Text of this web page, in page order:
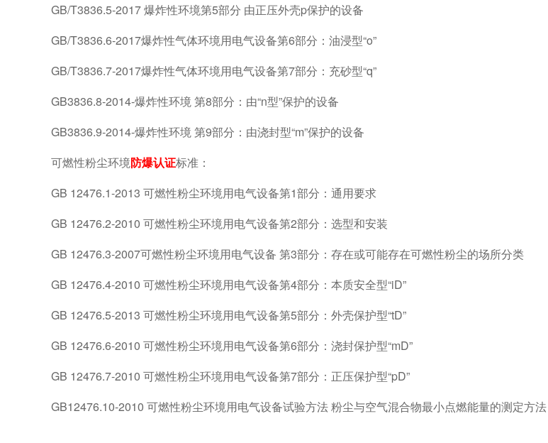
GB/T3836.5-2017 爆炸性环境第5部分 由正压外壳p保护的设备
GB/T3836.6-2017爆炸性气体环境用电气设备第6部分：油浸型“o”
GB/T3836.7-2017爆炸性气体环境用电气设备第7部分：充砂型“q”
GB3836.8-2014-爆炸性环境 第8部分：由“n型”保护的设备
GB3836.9-2014-爆炸性环境 第9部分：由浇封型“m”保护的设备
可燃性粉尘环境防爆认证标准：
GB 12476.1-2013 可燃性粉尘环境用电气设备第1部分：通用要求
GB 12476.2-2010 可燃性粉尘环境用电气设备第2部分：选型和安装
GB 12476.3-2007可燃性粉尘环境用电气设备 第3部分：存在或可能存在可燃性粉尘的场所分类
GB 12476.4-2010 可燃性粉尘环境用电气设备第4部分：本质安全型“iD”
GB 12476.5-2013 可燃性粉尘环境用电气设备第5部分：外壳保护型“tD”
GB 12476.6-2010 可燃性粉尘环境用电气设备第6部分：浇封保护型“mD”
GB 12476.7-2010 可燃性粉尘环境用电气设备第7部分：正压保护型“pD”
GB12476.10-2010 可燃性粉尘环境用电气设备试验方法 粉尘与空气混合物最小点燃能量的测定方法